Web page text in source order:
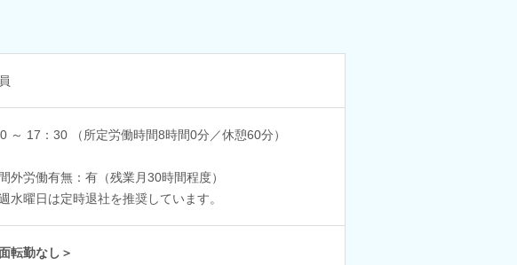
～ 17：30 （所定労働時間8時間0分／休憩60分）
外労働有無：有（残業月30時間程度）
水曜日は定時退社を推奨しています。
転勤なし＞